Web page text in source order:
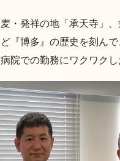
・発祥の地「承天寺」
『博多』の歴史を刻ん
院での勤務にワクワクし